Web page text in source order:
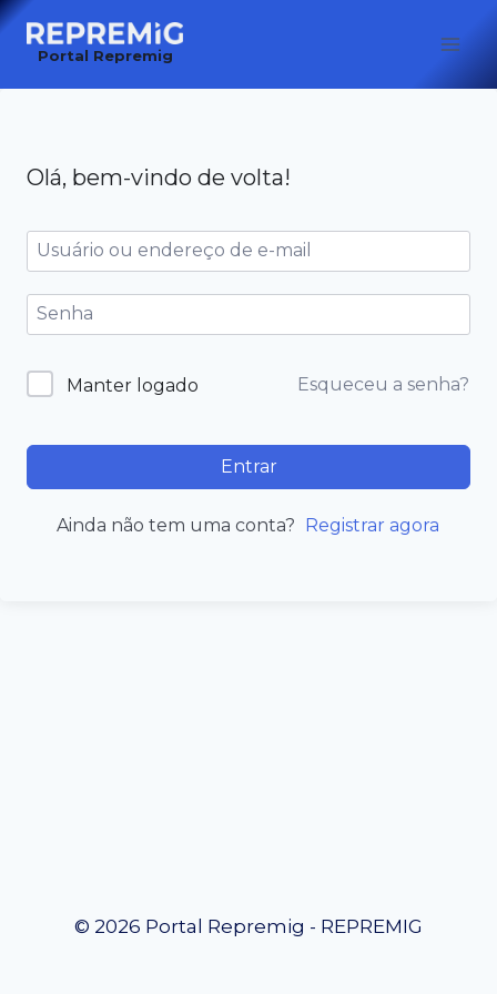
Pular
para
Portal Repremig
Olá, bem-vindo de volta!
Manter logado Esqueceu a senha?
Entrar
Ainda não tem uma conta? Registrar agora
© 2026 Portal Repremig - REPREMIG